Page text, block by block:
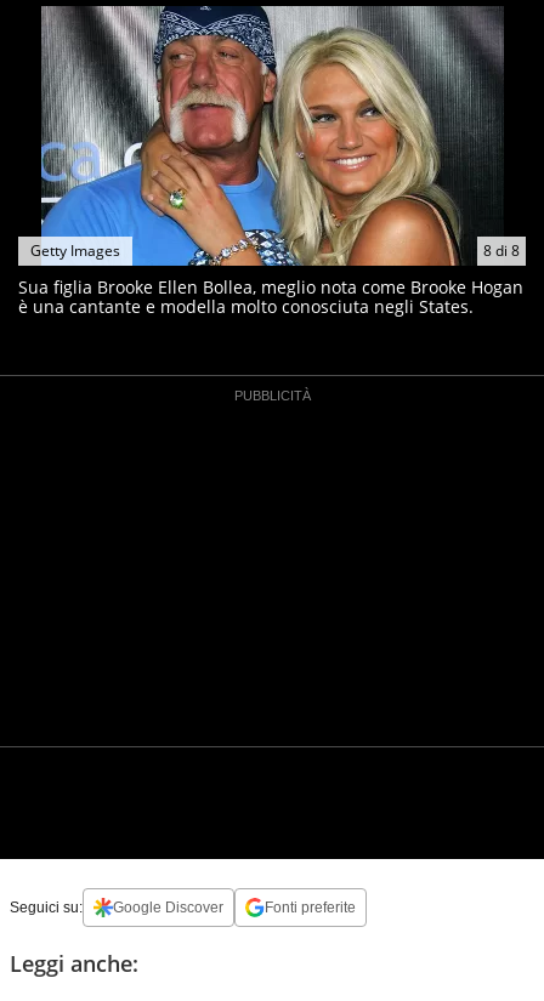
8di 8
Getty Images
Sua figlia Brooke Ellen Bollea, meglio nota come Brooke Hogan
è una cantante e modella molto conosciuta negli States.
Seguici su: Google Discover Fonti preferite
Leggi anche: